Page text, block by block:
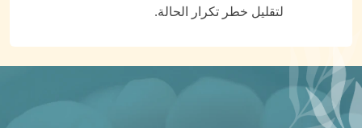
لتقليل خطر تكرار الحالة.